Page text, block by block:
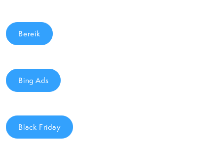
Bereik
Bing Ads
Black Friday